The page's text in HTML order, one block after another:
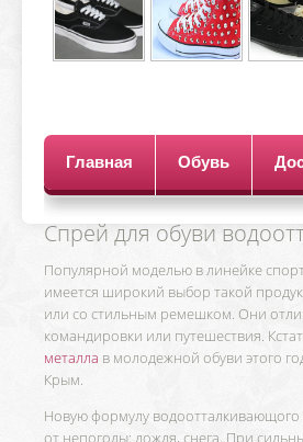
Главная Обувь
Спрей для обуви
Популярной моделью в линейке
имеется широкий выбор такой
или со стильным ремешком. Они
командировки или путешествия.
металла в молодежной обуви этого
Крым.
Новую формулу
от непогоды: дождя, снега. При